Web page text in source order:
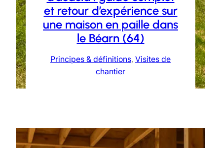
et retour d’expérience sur
une maison en paille dans
le Béarn (64)
Principes & définitions, Visites de
chantier